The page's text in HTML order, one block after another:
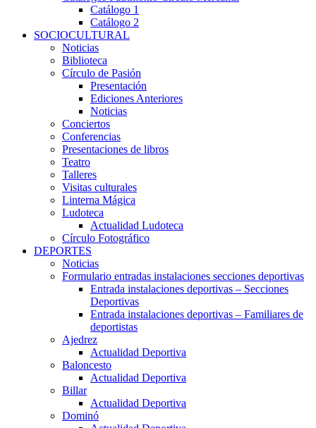
Catálogo 1
Catálogo 2
SOCIOCULTURAL
Noticias
Biblioteca
Círculo de Pasión
Presentación
Ediciones Anteriores
Noticias
Conciertos
Conferencias
Presentaciones de libros
Teatro
Talleres
Visitas culturales
Linterna Mágica
Ludoteca
Actualidad Ludoteca
Círculo Fotográfico
DEPORTES
Noticias
Formulario entradas instalaciones secciones deportivas
Entrada instalaciones deportivas – Secciones
Deportivas
Entrada instalaciones deportivas – Familiares de
deportistas
Ajedrez
Actualidad Deportiva
Baloncesto
Actualidad Deportiva
Billar
Actualidad Deportiva
Dominó